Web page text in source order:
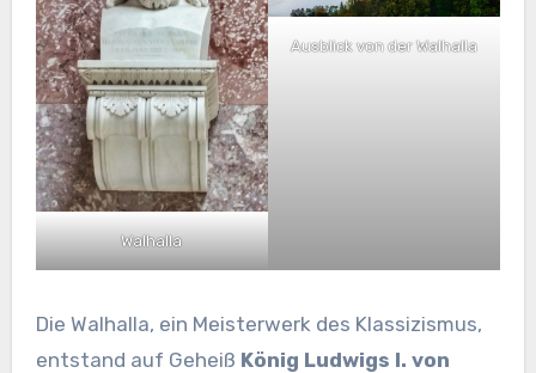
Walhalla
Ausblick von der Walhalla
Die Walhalla, ein Meisterwerk des Klassizismus,
entstand auf Geheiß König Ludwigs I. von